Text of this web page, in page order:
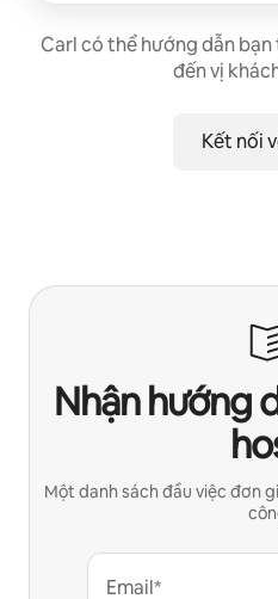
Carl có thể hướng dẫn
đến vị
Kết nối
Nhận hướng
Một danh sách đầu việc đơn
Email*